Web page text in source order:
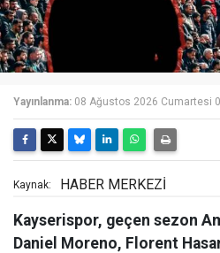
Yayınlanma: 08 Ağustos 2026 Cumartesi
Kaynak: HABER MERKEZİ
Kayserispor, geçen sezon
Daniel Moreno, Florent